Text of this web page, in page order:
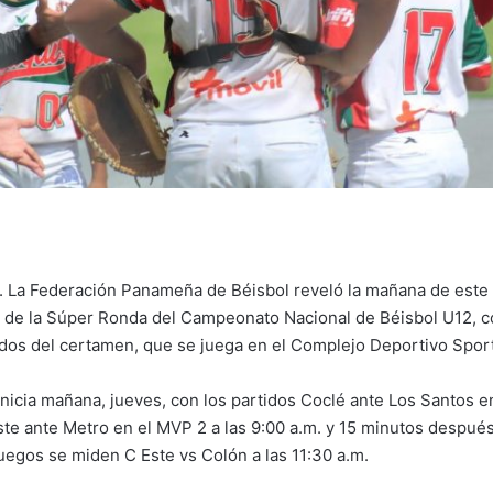
La Federación Panameña de Béisbol reveló la mañana de
la Súper Ronda del Campeonato Nacional de Béisbol U12,
del certamen, que se juega en el Complejo Deportivo
mañana, jueves, con los partidos Coclé ante Los Santos
ante Metro en el MVP 2 a las 9:00 a.m. y 15 minutos
se miden C Este vs Colón a las 11:30 a.m.